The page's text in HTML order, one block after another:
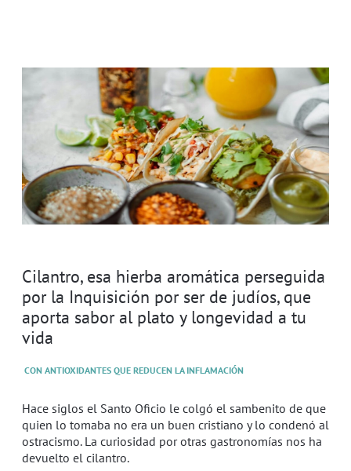
Cilantro, esa hierba aromática perseguida
por la Inquisición por ser de judíos, que
aporta sabor al plato y longevidad a tu
vida
CON ANTIOXIDANTES QUE REDUCEN LA INFLAMACIÓN
Hace siglos el Santo Oficio le colgó el sambenito de que
quien lo tomaba no era un buen cristiano y lo condenó al
ostracismo. La curiosidad por otras gastronomías nos ha
devuelto el cilantro.